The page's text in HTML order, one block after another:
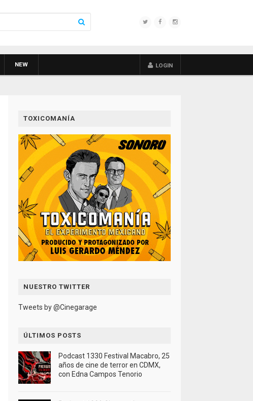
NEW LOGIN
TOXICOMANÍA
NUESTRO TWITTER
Tweets by @Cinegarage
ÚLTIMOS POSTS
Podcast 1330 Festival Macabro, 25
años de cine de terror en CDMX,
con Edna Campos Tenorio